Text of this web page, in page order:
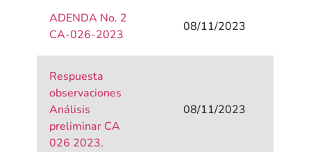
ADENDA No. 2
CA-026-2023
08/11/2023
Respuesta
observaciones
Análisis
preliminar CA
026 2023.
08/11/2023